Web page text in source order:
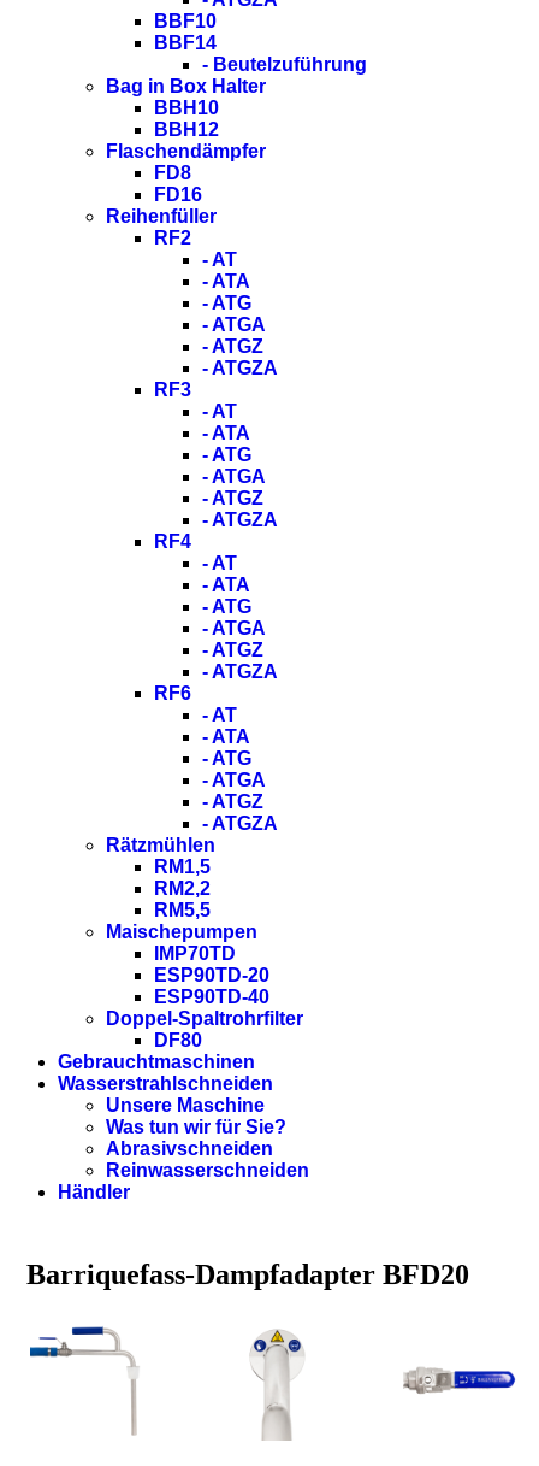
BBF10
BBF14
- Beutelzuführung
Bag in Box Halter
BBH10
BBH12
Flaschendämpfer
FD8
FD16
Reihenfüller
RF2
- AT
- ATA
- ATG
- ATGA
- ATGZ
- ATGZA
RF3
- AT
- ATA
- ATG
- ATGA
- ATGZ
- ATGZA
RF4
- AT
- ATA
- ATG
- ATGA
- ATGZ
- ATGZA
RF6
- AT
- ATA
- ATG
- ATGA
- ATGZ
- ATGZA
Rätzmühlen
RM1,5
RM2,2
RM5,5
Maischepumpen
IMP70TD
ESP90TD-20
ESP90TD-40
Doppel-Spaltrohrfilter
DF80
Gebrauchtmaschinen
Wasserstrahlschneiden
Unsere Maschine
Was tun wir für Sie?
Abrasivschneiden
Reinwasserschneiden
Händler
Barriquefass-Dampfadapter BFD20